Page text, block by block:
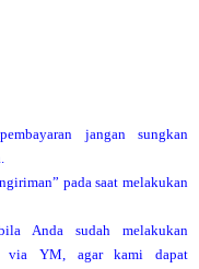
jangan sungkan
pada saat melakukan
Anda sudah melakukan
via YM, agar kami dapat